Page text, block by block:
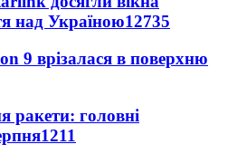
над Україною12735
9 врізалася в поверхню
ракети: головні
1211